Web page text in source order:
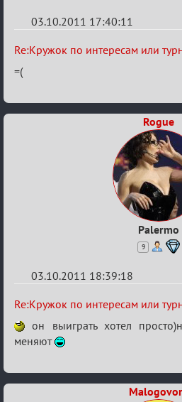
03.10.2011 17:40:11
Re:
Кружок
интересам
Re:Кружок по интересам или
=(
Rogue
Palermo
9
03.10.2011 18:39:18
Re:
Кружок
по
или
Re:Кружок по интересам или
он выиграть хотел
меняют